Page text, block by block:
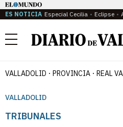
ES NOTICIA Especial Cecilia Eclipse
Menú
VALLADOLID PROVINCIA REAL
VALLADOLID
TRIBUNALES